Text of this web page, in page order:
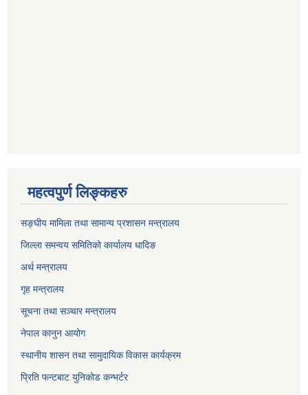
महत्वपुर्ण लिङ्कहरु
सङ्घीय मामिला तथा सामान्य प्रशासन मन्त्रालय
जिल्ला समन्वय समितिको कार्यालय धादिङ
अर्थ मन्त्रालय
गृह मन्त्रालय
सूचना तथा सञ्चार मन्त्रालय
नेपाल कानुन आयोग
स्थानीय शासन तथा सामुदायिक विकास कार्यक्रम
प्रिति फन्टबाट युनिकोड कन्भर्टर